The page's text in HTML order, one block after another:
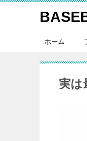
ホーム
実は